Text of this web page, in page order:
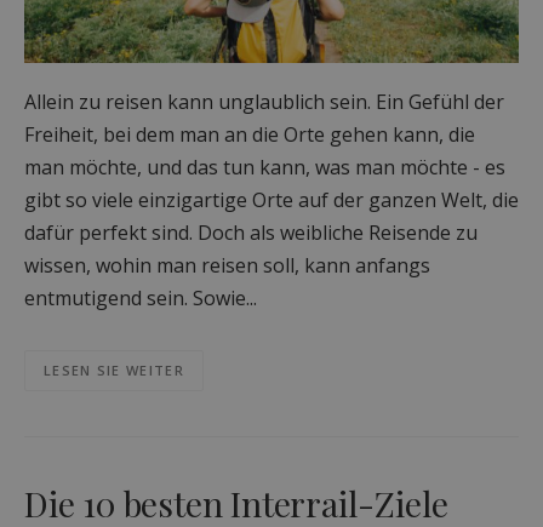
Allein zu reisen kann unglaublich sein. Ein Gefühl der
Freiheit, bei dem man an die Orte gehen kann, die
man möchte, und das tun kann, was man möchte - es
gibt so viele einzigartige Orte auf der ganzen Welt, die
dafür perfekt sind. Doch als weibliche Reisende zu
wissen, wohin man reisen soll, kann anfangs
entmutigend sein. Sowie...
LESEN SIE WEITER
Die 10 besten Interrail-Ziele